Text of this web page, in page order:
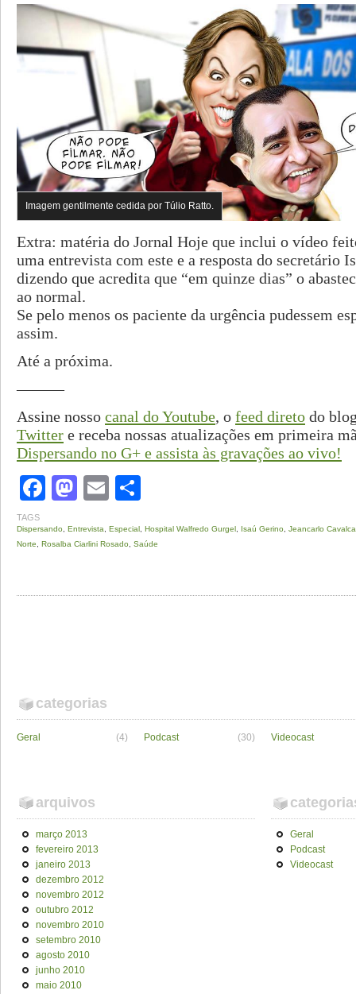
Imagem gentilmente cedida por Túlio Ratto.
Extra: matéria do Jornal Hoje que inclui o vídeo
uma entrevista com este e a resposta do secretário
dizendo que acredita que “em quinze dias” o
ao normal.
Se pelo menos os paciente da urgência pudessem
assim.
Até a próxima.
———
Assine nosso canal do Youtube, o feed direto do
Twitter e receba nossas atualizações em primeira
Dispersando no G+ e assista às gravações ao vivo!
Facebook
Mastodon
Email
TAGS
Dispersando Entrevista Especial Hospital Walfredo Gurgel Isaú Gerino
Jeancarlo
Norte
Rosalba Ciarlini Rosado Saúde
categorias
Geral (4) Podcast (30) Videocast
arquivos
março 2013
fevereiro 2013
janeiro 2013
dezembro 2012
novembro 2012
outubro 2012
novembro 2010
setembro 2010
agosto 2010
junho 2010
maio 2010
Geral
Podcast
Videocast